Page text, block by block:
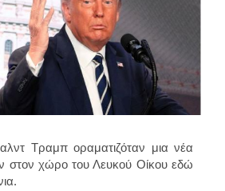
Τραμπ οραματιζόταν μια νέα
στον χώρο του Λευκού Οίκου εδώ